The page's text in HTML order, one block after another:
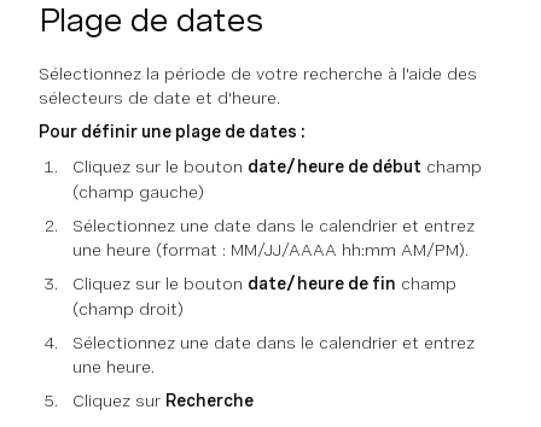
Plage de dates
Sélectionnez la période de votre recherche à l'aide des
sélecteurs de date et d'heure.
Pour définir une plage de dates :
Cliquez sur le bouton date/heure de début champ
(champ gauche)
Sélectionnez une date dans le calendrier et entrez
une heure (format : MM/JJ/AAAA hh:mm AM/PM).
Cliquez sur le bouton date/heure de fin champ
(champ droit)
Sélectionnez une date dans le calendrier et entrez
une heure.
Cliquez sur Recherche